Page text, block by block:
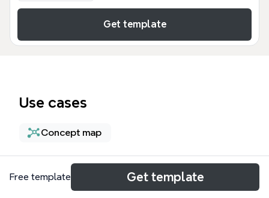
Get template
Use cases
Concept map
About
Free template Get template